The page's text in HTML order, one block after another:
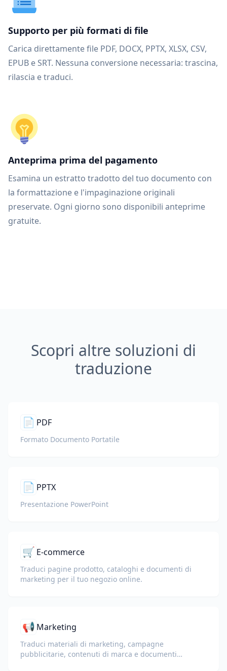
Supporto per più formati di file
Carica direttamente file PDF, DOCX, PPTX, XLSX, CSV,
EPUB e SRT. Nessuna conversione necessaria: trascina,
rilascia e traduci.
Anteprima prima del pagamento
Esamina un estratto tradotto del tuo documento con
la formattazione e l'impaginazione originali
preservate. Ogni giorno sono disponibili anteprime
gratuite.
Scopri altre soluzioni di
traduzione
📄 PDF
Formato Documento Portatile
📄 PPTX
Presentazione PowerPoint
🛒 E-commerce
Traduci pagine prodotto, cataloghi e documenti di
marketing per il tuo negozio online.
📢 Marketing
Traduci materiali di marketing, campagne
pubblicitarie, contenuti di marca e documenti